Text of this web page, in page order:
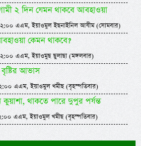
২ দিন যেমন থাকবে আবহাওয়া
এএম, ইয়াওমুল ইছনাইনিল আযীম (সোমবার)
কেমন থাকবে?
এএম, ইয়াওমুছ ছুলাছা (মঙ্গলবার)
আভাস
এএম, ইয়াওমুল খমীছ (বৃহস্পতিবার)
থাকতে পারে দুপুর পর্যন্ত
এএম, ইয়াওমুল খমীছ (বৃহস্পতিবার)